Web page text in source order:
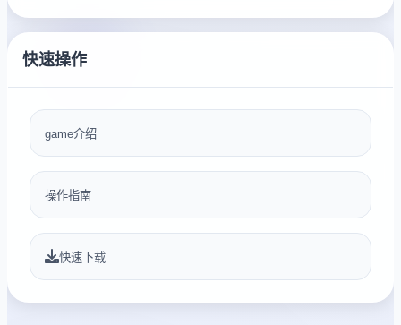
快速操作
game介绍
操作指南
快速下载